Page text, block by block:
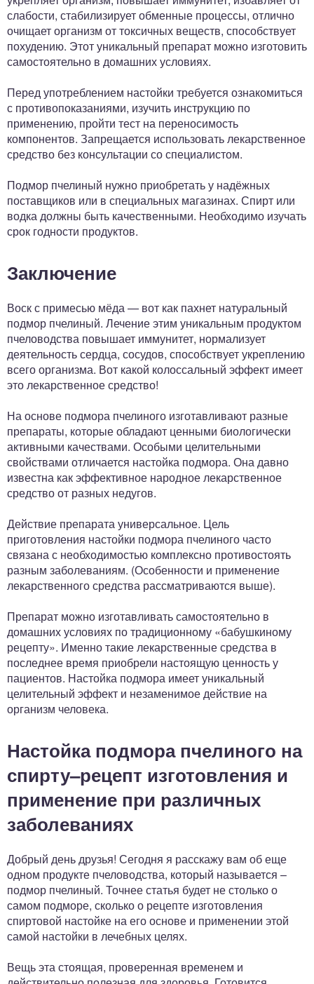
слабости, стабилизирует обменные процессы, отлично
очищает организм от токсичных веществ, способствует
похудению. Этот уникальный препарат можно изготовить
самостоятельно в домашних условиях.
Перед употреблением настойки требуется ознакомиться
с противопоказаниями, изучить инструкцию по
применению, пройти тест на переносимость
компонентов. Запрещается использовать лекарственное
средство без консультации со специалистом.
Подмор пчелиный нужно приобретать у надёжных
поставщиков или в специальных магазинах. Спирт или
водка должны быть качественными. Необходимо изучать
срок годности продуктов.
Заключение
Воск с примесью мёда — вот как пахнет натуральный
подмор пчелиный. Лечение этим уникальным продуктом
пчеловодства повышает иммунитет, нормализует
деятельность сердца, сосудов, способствует укреплению
всего организма. Вот какой колоссальный эффект имеет
это лекарственное средство!
На основе подмора пчелиного изготавливают разные
препараты, которые обладают ценными биологически
активными качествами. Особыми целительными
свойствами отличается настойка подмора. Она давно
известна как эффективное народное лекарственное
средство от разных недугов.
Действие препарата универсальное. Цель
приготовления настойки подмора пчелиного часто
связана с необходимостью комплексно противостоять
разным заболеваниям. (Особенности и применение
лекарственного средства рассматриваются выше).
Препарат можно изготавливать самостоятельно в
домашних условиях по традиционному «бабушкиному
рецепту». Именно такие лекарственные средства в
последнее время приобрели настоящую ценность у
пациентов. Настойка подмора имеет уникальный
целительный эффект и незаменимое действие на
организм человека.
Настойка подмора пчелиного на
спирту–рецепт изготовления и
применение при различных
заболеваниях
Добрый день друзья! Сегодня я расскажу вам об еще
одном продукте пчеловодства, который называется –
подмор пчелиный. Точнее статья будет не столько о
самом подморе, сколько о рецепте изготовления
спиртовой настойке на его основе и применении этой
самой настойки в лечебных целях.
Вещь эта стоящая, проверенная временем и